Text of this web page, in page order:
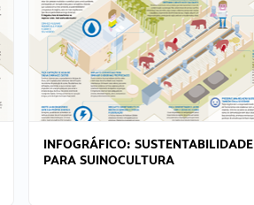
INFOGRÁFICO: SUSTENTABILIDADE
PARA SUINOCULTURA